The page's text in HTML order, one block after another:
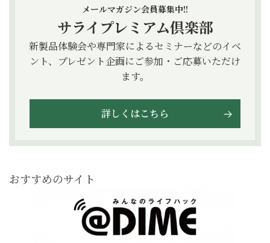
メールマガジン会員募集中!!
サライプレミアム倶楽部
新製品体験会や専門家によるセミナーなどのイベ
ント、プレゼント企画にご参加・ご応募いただけ
ます。
詳しくはこちら
おすすめのサイト